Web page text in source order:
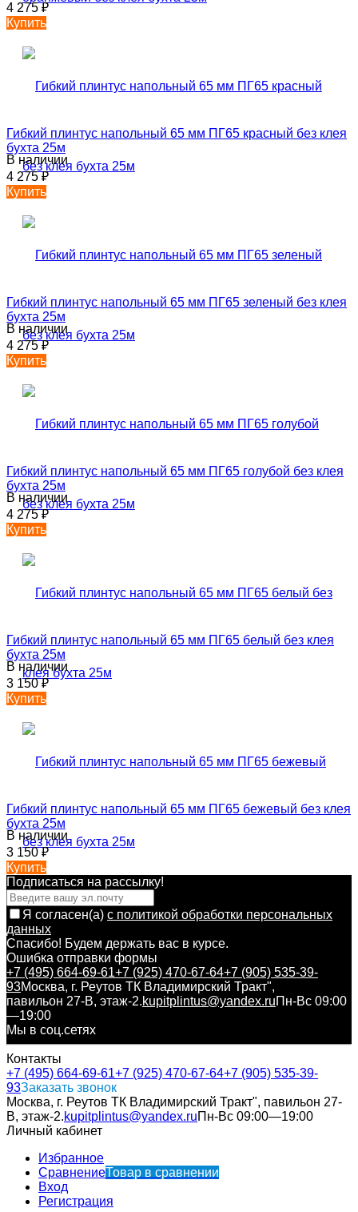
4 275₽
Купить
Гибкий плинтус напольный 65 мм ПГ65 красный без клея
бухта 25м
В наличии
4 275₽
Купить
Гибкий плинтус напольный 65 мм ПГ65 зеленый без клея
бухта 25м
В наличии
4 275₽
Купить
Гибкий плинтус напольный 65 мм ПГ65 голубой без клея
бухта 25м
В наличии
4 275₽
Купить
Гибкий плинтус напольный 65 мм ПГ65 белый без клея
бухта 25м
В наличии
3 150₽
Купить
Гибкий плинтус напольный 65 мм ПГ65 бежевый без клея
бухта 25м
В наличии
3 150₽
Купить
Подписаться на рассылкy!
Я согласен(a) с политикой обработки персональных
данных
Спасибо! Будем держать вас в курсе.
Ошибка отправки формы
+7 (495) 664-69-61+7 (925) 470-67-64+7 (905) 535-39-
93Москва, г. Реутов ТК Владимирский Тракт",
павильон 27-В, этаж-2.kupitplintus@yandex.ruПн-Вс 09:00
—19:00
Мы в соц.сетях
Контакты
+7 (495) 664-69-61+7 (925) 470-67-64+7 (905) 535-39-
93Заказать звонок
Москва, г. Реутов ТК Владимирский Тракт", павильон 27-
В, этаж-2.kupitplintus@yandex.ruПн-Вс 09:00—19:00
Личный кабинет
Избранное
СравнениеТовар в сравнении
Вход
Регистрация